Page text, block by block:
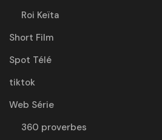
Roi Keïta
Short Film
Spot Télé
tiktok
Web Série
360 proverbes